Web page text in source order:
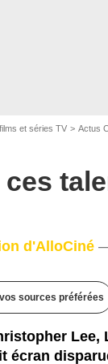
et séries TV Actus
ces
d'AlloCiné
sources préférées
Lee,
écran